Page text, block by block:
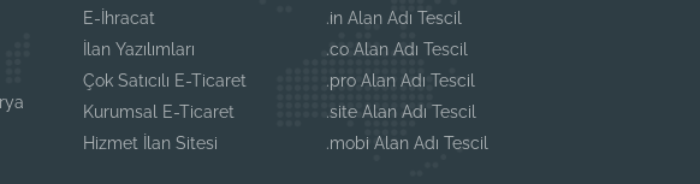
E-İhracat
İlan Yazılımları
Çok Satıcılı E-Ticaret
Kurumsal E-Ticaret
Hizmet İlan Sitesi
.in Alan Adı Tescil
.co Alan Adı Tescil
.pro Alan Adı Tescil
.site Alan Adı Tescil
.mobi Alan Adı Tescil